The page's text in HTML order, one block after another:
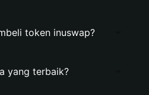
token inuswap?
yang terbaik?